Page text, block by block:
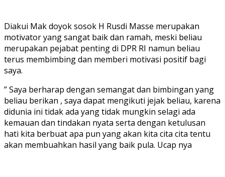
Diakui Mak doyok sosok H Rusdi Masse merupakan
motivator yang sangat baik dan ramah, meski beliau
merupakan pejabat penting di DPR RI namun beliau
terus membimbing dan memberi motivasi positif bagi
saya.
” Saya berharap dengan semangat dan bimbingan yang
beliau berikan , saya dapat mengikuti jejak beliau, karena
didunia ini tidak ada yang tidak mungkin selagi ada
kemauan dan tindakan nyata serta dengan ketulusan
hati kita berbuat apa pun yang akan kita cita cita tentu
akan membuahkan hasil yang baik pula. Ucap nya